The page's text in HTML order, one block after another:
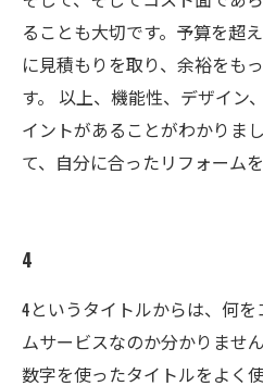
ることも大切です。予算を超
に見積もりを取り、余裕をも
す。 以上、機能性、デザイン
イントがあることがわかりま
て、自分に合ったリフォーム
4
4というタイトルからは、何
ムサービスなのか分かりませ
数字を使ったタイトルをよく